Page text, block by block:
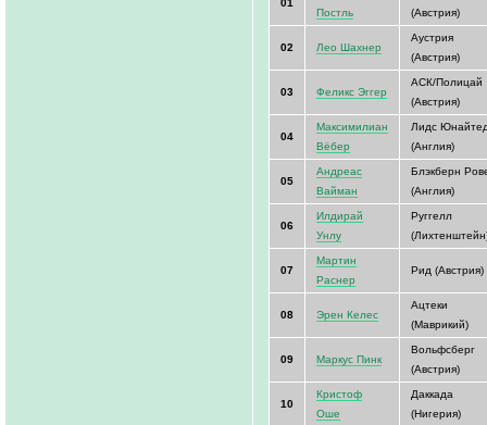
Постль
(Австрия)
02 Лео Шахнер
Аустрия
(Австрия)
03 Феликс Эггер
АСК/Полицай
(Австрия)
04
Максимилиан
Вёбер
Лидс
(Англия)
05
Андреас
Вайман
Блэкберн
(Англия)
06
Илдирай
Унлу
Руггелл
07
Мартин
Раснер
Рид (Австрия)
08 Эрен Келес
Ацтеки
(Маврикий)
09 Маркус Пинк
Вольфсберг
(Австрия)
10
Кристоф
Оше
Даккада
(Нигерия)